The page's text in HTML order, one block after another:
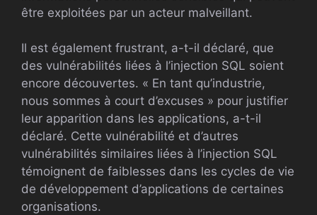
être exploitées par un acteur malveillant.
Il est également frustrant, a-t-il déclaré, que
des vulnérabilités liées à l’injection SQL soient
encore découvertes. « En tant qu’industrie,
nous sommes à court d’excuses » pour justifier
leur apparition dans les applications, a-t-il
déclaré. Cette vulnérabilité et d’autres
vulnérabilités similaires liées à l’injection SQL
témoignent de faiblesses dans les cycles de vie
de développement d’applications de certaines
organisations.